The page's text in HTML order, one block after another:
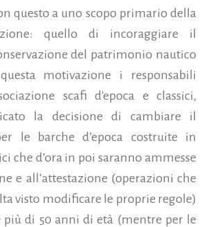
questo a uno scopo primario della
quello di incoraggiare il
del patrimonio nautico
motivazione i responsabili
scafi d'epoca e classici,
la decisione di cambiare il
le barche d’epoca costruite in
che d’ora in poi saranno ammesse
e all’attestazione (operazioni che
visto modificare le proprie regole)
più di 50 anni di età (mentre per le